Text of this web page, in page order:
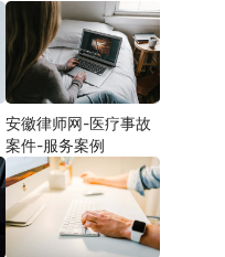
安徽律师网-医疗事故
案件-服务案例